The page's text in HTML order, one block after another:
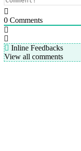
0 Comments
Inline Feedbacks
View all comments